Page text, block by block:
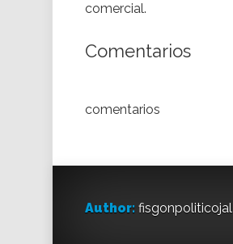
comercial.
Comentarios
comentarios
Author: fisgonpoliticojal